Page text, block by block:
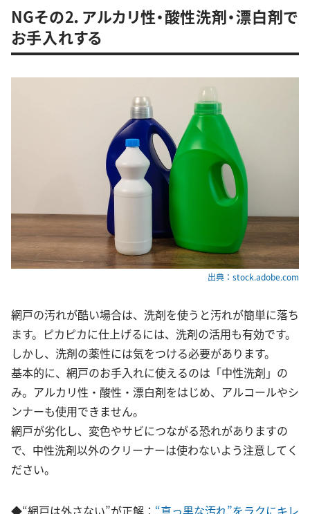
NGその2．アルカリ性・酸性洗剤・漂白剤で
お手入れする
出典：stock.adobe.com
網戸の汚れが酷い場合は、洗剤を使うと汚れが簡単に落ち
ます。ピカピカに仕上げるには、洗剤の活用も有効です。
しかし、洗剤の薬性には気をつける必要があります。
基本的に、網戸のお手入れに使えるのは「中性洗剤」の
み。アルカリ性・酸性・漂白剤をはじめ、アルコールやシ
ンナーも使用できません。
網戸が劣化し、変色やサビにつながる恐れがありますの
で、中性洗剤以外のクリーナーは使わないよう注意してく
ださい。
◆“網戸は外さない”が正解： “真っ黒な汚れ”をラクにキレ